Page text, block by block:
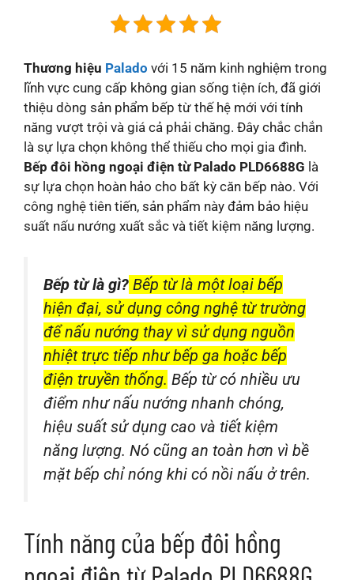
Thương hiệu Palado với 15 năm kinh nghiệm trong
lĩnh vực cung cấp không gian sống tiện ích, đã giới
thiệu dòng sản phẩm bếp từ thế hệ mới với tính
năng vượt trội và giá cả phải chăng. Đây chắc chắn
là sự lựa chọn không thể thiếu cho mọi gia đình.
Bếp đôi hồng ngoại điện từ Palado PLD6688G là
sự lựa chọn hoàn hảo cho bất kỳ căn bếp nào. Với
công nghệ tiên tiến, sản phẩm này đảm bảo hiệu
suất nấu nướng xuất sắc và tiết kiệm năng lượng.
Bếp từ là gì? Bếp từ là một loại bếp
hiện đại, sử dụng công nghệ từ trường
để nấu nướng thay vì sử dụng nguồn
nhiệt trực tiếp như bếp ga hoặc bếp
điện truyền thống. Bếp từ có nhiều ưu
điểm như nấu nướng nhanh chóng,
hiệu suất sử dụng cao và tiết kiệm
năng lượng. Nó cũng an toàn hơn vì bề
mặt bếp chỉ nóng khi có nồi nấu ở trên.
Tính năng của bếp đôi hồng